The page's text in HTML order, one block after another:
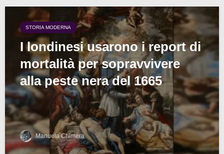
STORIA MODERNA
I londinesi usarono i report di
mortalità per sopravvivere
alla peste nera del 1665
Manuela Chimera